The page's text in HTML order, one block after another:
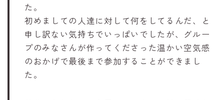
た。
初めましての人達に対して何をしてるんだ、と
申し訳ない気持ちでいっぱいでしたが、グルー
プのみなさんが作ってくださった温かい空気感
のおかげで最後まで参加することができまし
た。